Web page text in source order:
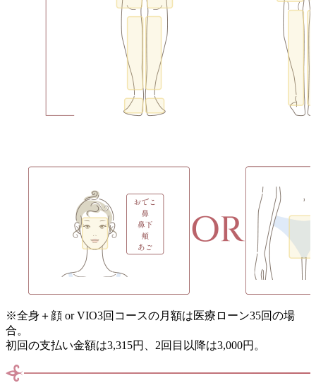
※全身＋顔 or VIO3回コースの月額は医療ローン35回の場
合。
初回の支払い金額は3,315円、2回目以降は3,000円。